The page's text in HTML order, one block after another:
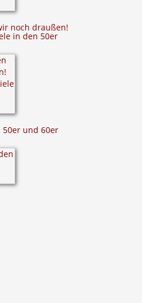
noch draußen!
in den 50er
und 60er